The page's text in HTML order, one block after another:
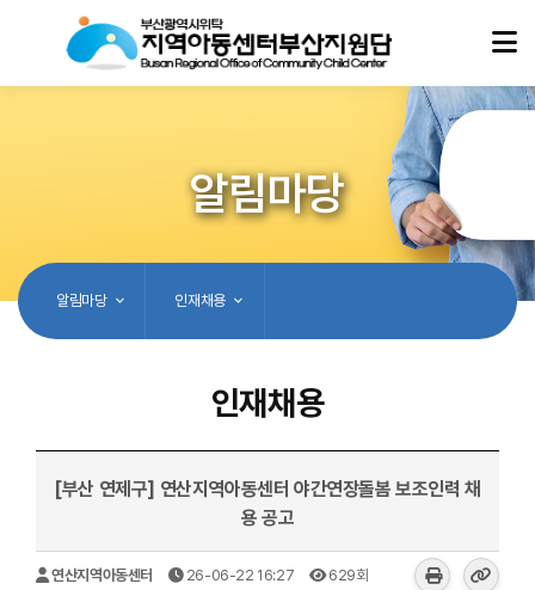
알림마당
알림마당 인재채용
인재채용
[부산 연제구] 연산지역아동센터 야간연장돌봄 보조인력 채
용 공고
연산지역아동센터 26-06-22 16:27 629회